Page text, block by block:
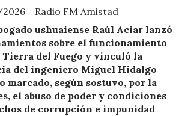
Radio FM Amistad
ushuaiense Raúl Aciar lanzó
sobre el funcionamiento
del Fuego y vinculó la
del ingeniero Miguel Hidalgo
marcado, según sostuvo, por la
el abuso de poder y condiciones
de corrupción e impunidad